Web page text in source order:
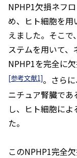
NPHP1欠損ネフ
め、ヒト細胞を
えました。そこで
ステムを用いて、
NPHP1を完全に
[参考文献1]。さら
ニチュア腎臓で
し、ヒト細胞に
た。
このNPHP1完全